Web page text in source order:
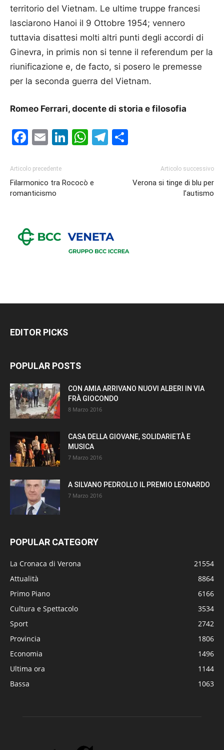
territorio del Vietnam. Le ultime truppe francesi
lasciarono Hanoi il 9 Ottobre 1954; vennero
tuttavia disattesi molti altri punti degli accordi di
Ginevra, in primis non si tenne il referendum per la
riunificazione e, de facto, si posero le premesse
per la seconda guerra del Vietnam.
Romeo Ferrari, docente di storia e filosofia
Facebook
EmailLinkedIn
WhatsApp
Telegram
Articolo precedente
Filarmonico tra Rococò e
romanticismo
Articolo successivo
Verona si tinge di blu per
l’autismo
EDITOR PICKS
POPULAR POSTS
CON AMIA ARRIVANO NUOVI ALBERI IN VIA
FRÀ GIOCONDO
8 Marzo 2016
CASA DELLA GIOVANE, SOLIDARIETÀ E
MUSICA
7 Marzo 2016
A SILVANO PEDROLLO IL PREMIO LEONARDO
7 Marzo 2016
POPULAR CATEGORY
La Cronaca di Verona
21554
Attualità
8864
Primo Piano
6166
Cultura e Spettacolo
3534
Sport
2742
Provincia
1806
Economia
1496
Ultima ora
1144
Bassa
1063